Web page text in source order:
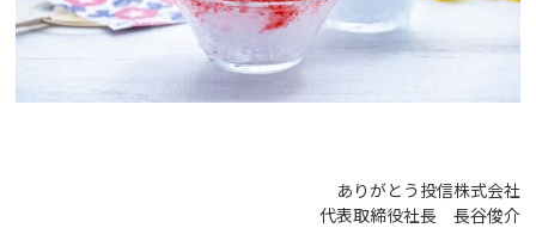
ありがとう投信株式会社
代表取締役社長 長谷俊介